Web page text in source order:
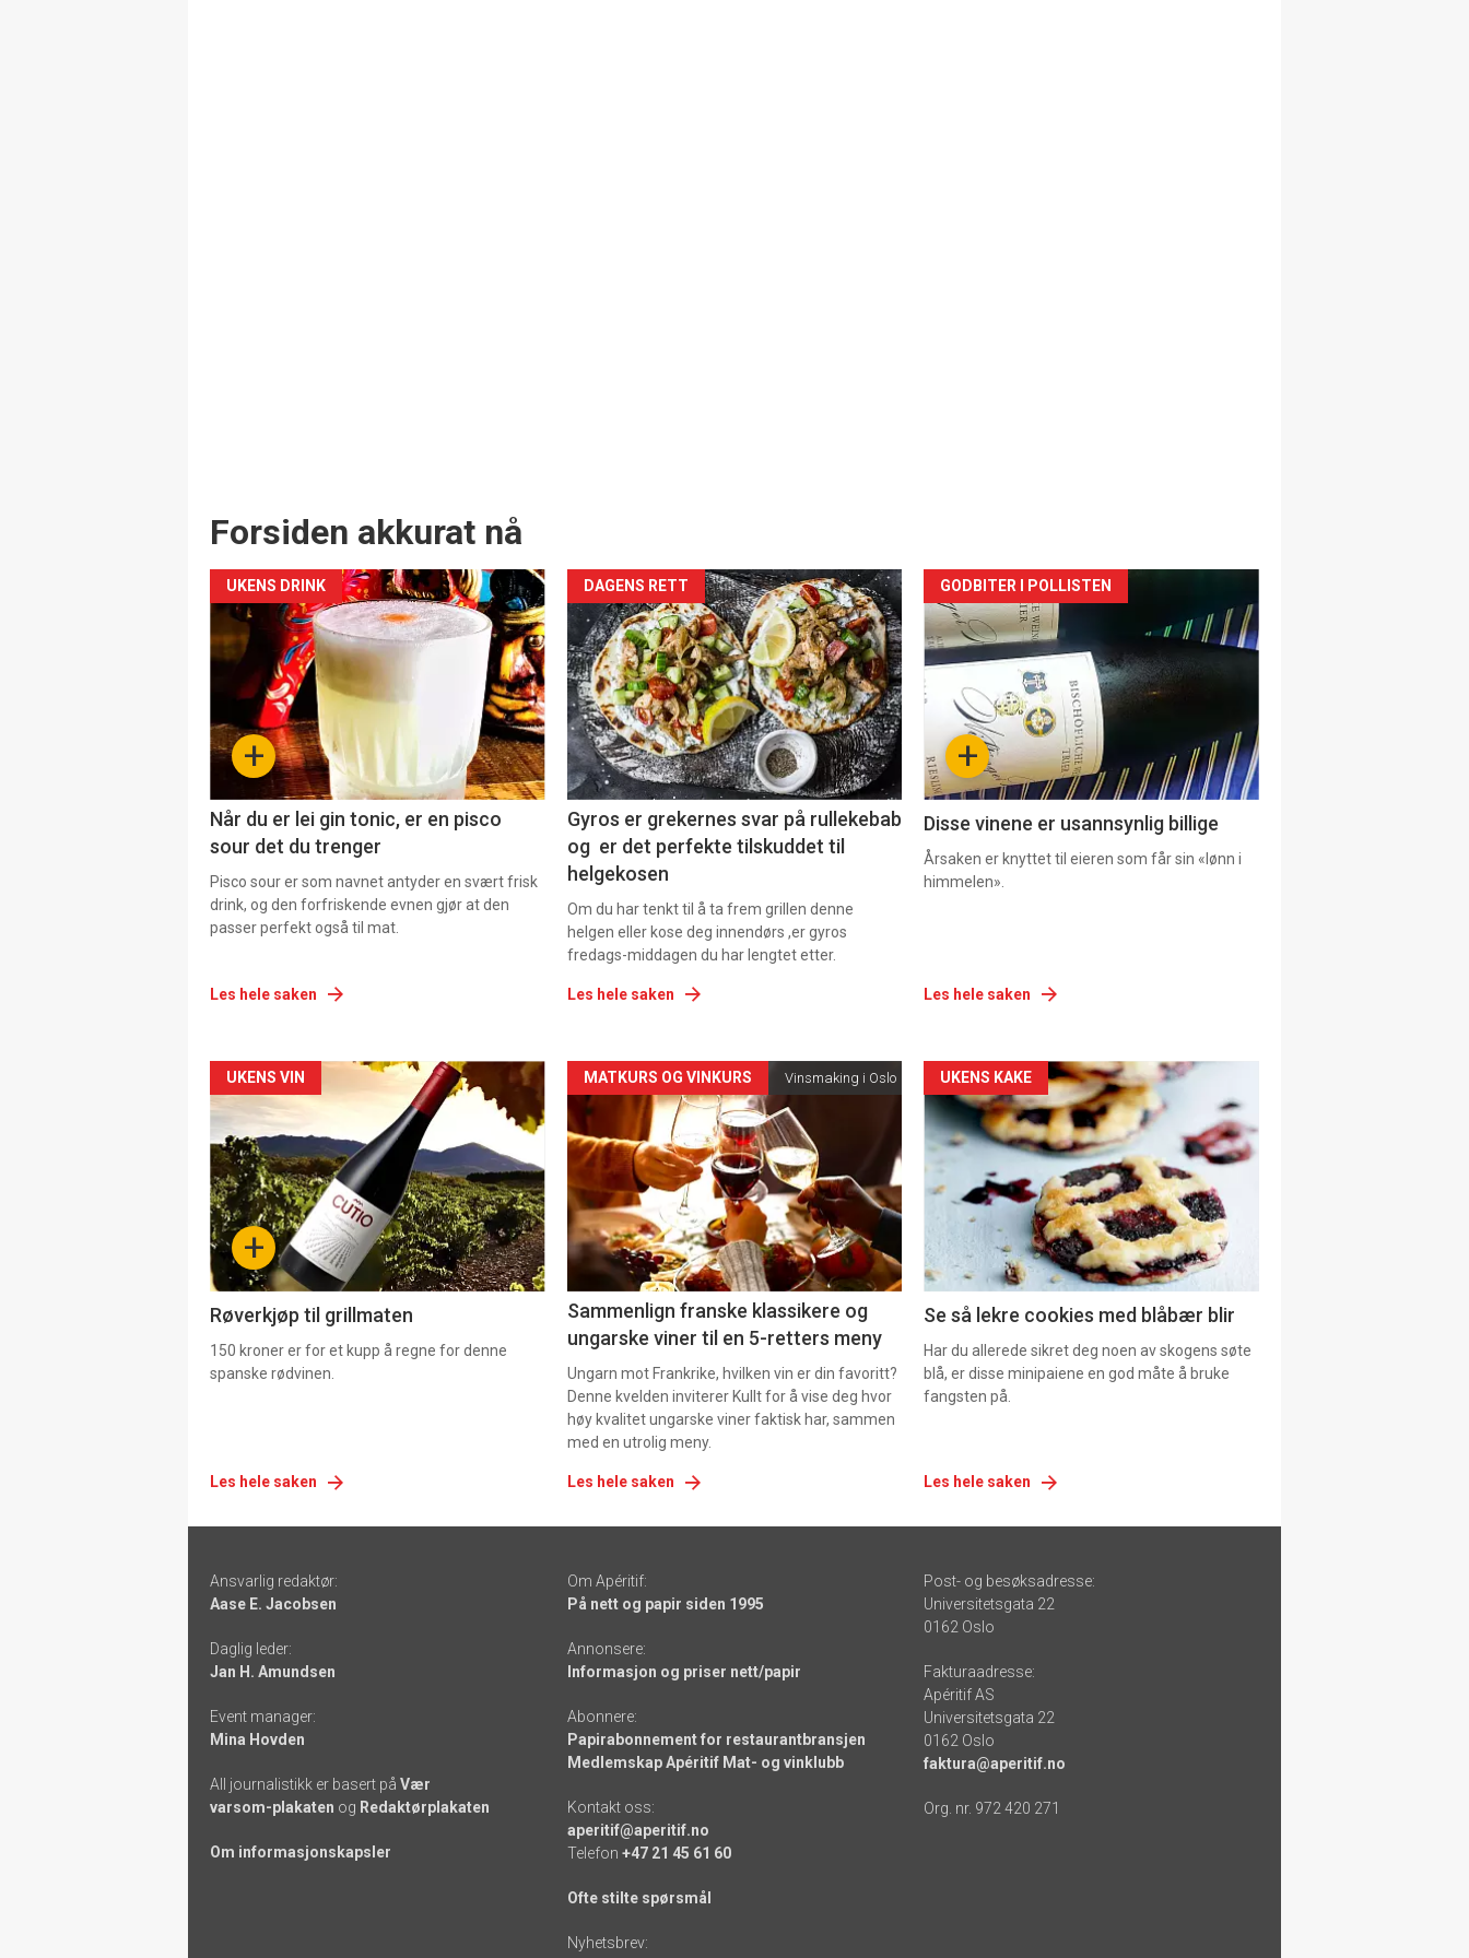
Forsiden akkurat nå
+
UKENS DRINK
Når du er lei gin tonic, er en pisco
sour det du trenger
Pisco sour er som navnet antyder en svært frisk
drink, og den forfriskende evnen gjør at den
passer perfekt også til mat.
Les hele saken
Forsiden
akkurat
nå
-
2
DAGENS RETT
Gyros er grekernes svar på rullekebab
og er det perfekte tilskuddet til
helgekosen
Om du har tenkt til å ta frem grillen denne
helgen eller kose deg innendørs ,er gyros
fredags-middagen du har lengtet etter.
Les hele saken
Forsiden
akkurat
nå
3 +
GODBITER I POLLISTEN
Disse vinene er usannsynlig billige
Årsaken er knyttet til eieren som får sin «lønn i
himmelen».
Les hele saken
Forsiden
akkurat
nå
-
4 +
UKENS VIN
Røverkjøp til grillmaten
150 kroner er for et kupp å regne for denne
spanske rødvinen.
Les hele saken
Forsiden
akkurat
nå
-
5
MATKURS OG VINKURS Vinsmaking i Oslo
Sammenlign franske klassikere og
ungarske viner til en 5-retters meny
Ungarn mot Frankrike, hvilken vin er din favoritt?
Denne kvelden inviterer Kullt for å vise deg hvor
høy kvalitet ungarske viner faktisk har, sammen
med en utrolig meny.
Les hele saken
Forsiden
akkurat
nå
6
UKENS KAKE
Se så lekre cookies med blåbær blir
Har du allerede sikret deg noen av skogens søte
blå, er disse minipaiene en god måte å bruke
fangsten på.
Les hele saken
-
links
Ansvarlig redaktør:
Aase E. Jacobsen
Daglig leder:
Jan H. Amundsen
Event manager:
Mina Hovden
All journalistikk er basert på Vær
varsom-plakaten og Redaktørplakaten
Om informasjonskapsler
Om Apéritif:
På nett og papir siden 1995
Annonsere:
Informasjon og priser nett/papir
Abonnere:
Papirabonnement for restaurantbransjen
Medlemskap Apéritif Mat- og vinklubb
Kontakt oss:
aperitif@aperitif.no
Telefon +47 21 45 61 60
Ofte stilte spørsmål
Nyhetsbrev:
Post- og besøksadresse:
Universitetsgata 22
0162 Oslo
Fakturaadresse:
Apéritif AS
Universitetsgata 22
0162 Oslo
faktura@aperitif.no
Org. nr. 972 420 271